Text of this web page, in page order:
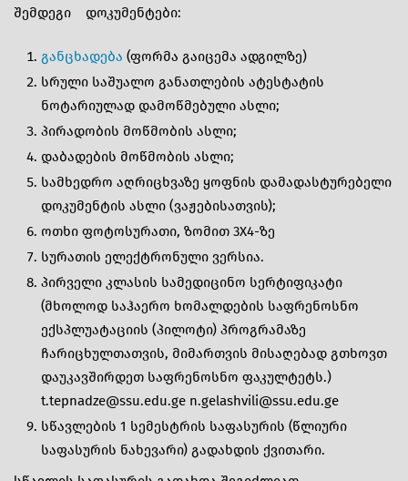
შემდეგი დოკუმენტები:
განცხადება (ფორმა გაიცემა ადგილზე)
სრული საშუალო განათლების ატესტატის
ნოტარიულად დამოწმებული ასლი;
პირადობის მოწმობის ასლი;
დაბადების მოწმობის ასლი;
სამხედრო აღრიცხვაზე ყოფნის დამადასტურებელი
დოკუმენტის ასლი (ვაჟებისათვის);
ოთხი ფოტოსურათი, ზომით 3X4-ზე
სურათის ელექტრონული ვერსია.
პირველი კლასის სამედიცინო სერტიფიკატი
(მხოლოდ საჰაერო ხომალდების საფრენოსნო
ექსპლუატაციის (პილოტი) პროგრამაზე
ჩარიცხულთათვის, მიმართვის მისაღებად გთხოვთ
დაუკავშირდეთ საფრენოსნო ფაკულტეტს.)
t.tepnadze@ssu.edu.ge n.gelashvili@ssu.edu.ge
სწავლების 1 სემესტრის საფასურის (წლიური
საფასურის ნახევარი) გადახდის ქვითარი.